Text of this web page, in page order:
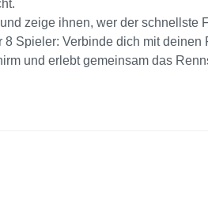
zeige ihnen, wer der
Spieler: Verbinde dich mit
und erlebt gemeinsam das